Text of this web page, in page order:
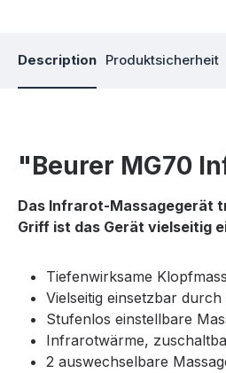
Description Produktsicherheit
"Beurer MG70
Das Infrarot-Massagegerät
Griff ist das Gerät vielseitig
Tiefenwirksame
Vielseitig einsetzbar
Stufenlos einstellbare
Infrarotwärme,
2 auswechselbare